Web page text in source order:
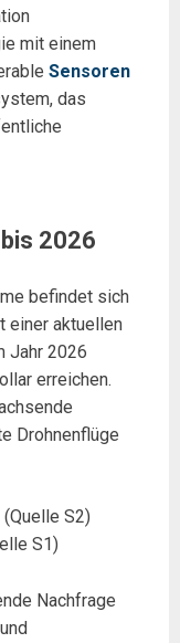
mit einem
Sensoren
das
2026
befindet sich
einer aktuellen
Jahr 2026
erreichen.
Drohnenflüge
S2)
S1)
Nachfrage